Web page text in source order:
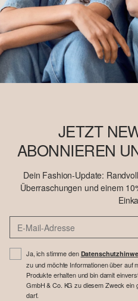
JETZT
ABONNIEREN
Dein Fashion-Update:
Überraschungen und einem
Ja, ich stimme den
zu und möchte Informationen über auf
Produkte erhalten und bin damit
GmbH & Co. KG zu diesem Zweck ein
darf.